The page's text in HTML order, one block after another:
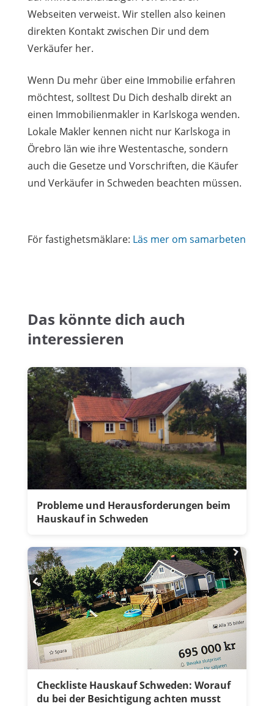
Webseiten verweist. Wir stellen also keinen
direkten Kontakt zwischen Dir und dem
Verkäufer her.
Wenn Du mehr über eine Immobilie erfahren
möchtest, solltest Du Dich deshalb direkt an
einen Immobilienmakler in Karlskoga wenden.
Lokale Makler kennen nicht nur Karlskoga in
Örebro län wie ihre Westentasche, sondern
auch die Gesetze und Vorschriften, die Käufer
und Verkäufer in Schweden beachten müssen.
För fastighetsmäklare: Läs mer om samarbeten
Das könnte dich auch
interessieren
Probleme und Herausforderungen beim
Hauskauf in Schweden
Checkliste Hauskauf Schweden: Worauf
du bei der Besichtigung achten musst